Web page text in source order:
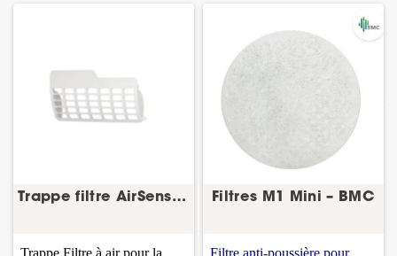
Trappe filtre AirSense 11 – ResMed
Trappe Filtre à air pour la
Filtres M1 Mini – BMC
Filtre anti-poussière pour